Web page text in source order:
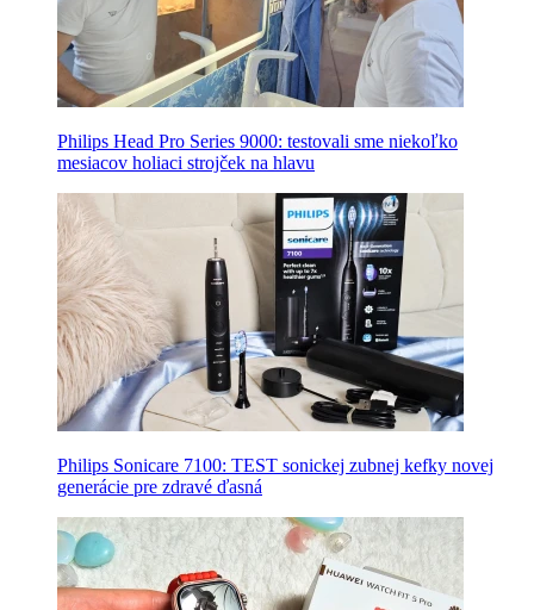
Philips Head Pro Series 9000: testovali sme niekoľko
mesiacov holiaci strojček na hlavu
Philips Sonicare 7100: TEST sonickej zubnej kefky novej
generácie pre zdravé ďasná